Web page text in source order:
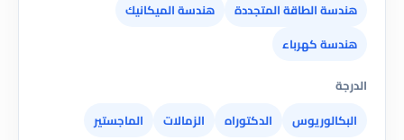
هندسة الطاقة المتجددة
هندسة الميكانيك
هندسة كهرباء
الدرجة
البكالوريوس
الدكتوراه الزمالات
الماجستير